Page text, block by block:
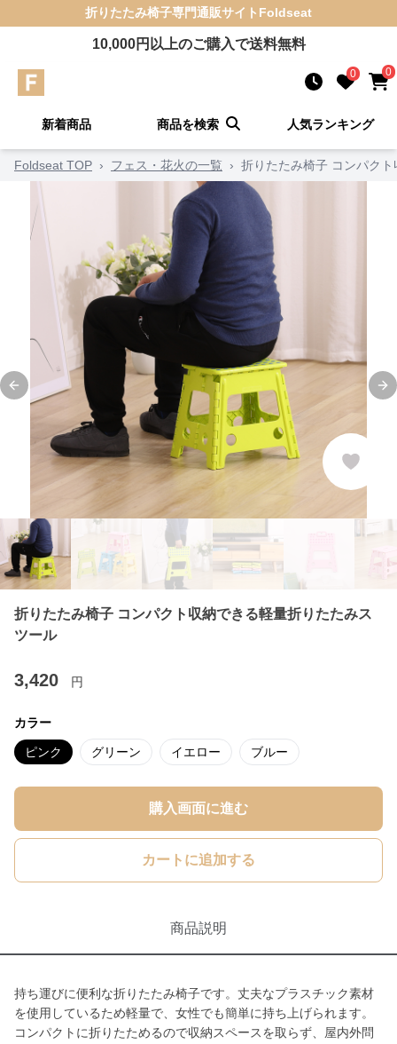
折りたたみ椅子専門通販サイト Foldseat
10,000円以上のご購入で送料無料
0 0
新着商品 商品を検索 人気ランキング
Foldseat TOP › フェス・花火の一覧 › 折りたたみ椅子 コンパク
Previous slide
折りたたみ椅子 コンパクト収納できる軽量折りたたみス
ツール
3,420 円
カラー
ピンク グリーン イエロー ブルー
購入画面に進む
カートに追加する
商品説明
持ち運びに便利な折りたたみ椅子です。丈夫なプラスチック素材
を使用しているため軽量で、女性でも簡単に持ち上げられます。
コンパクトに折りたためるので収納スペースを取らず、屋内外問